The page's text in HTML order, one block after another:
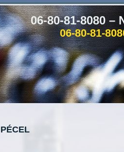
06-80-81-8080 –
06-80-81-
PÉCEL